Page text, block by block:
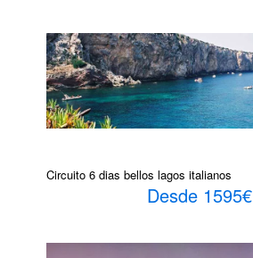
Circuito 6 dias bellos lagos italianos
Desde 1595€